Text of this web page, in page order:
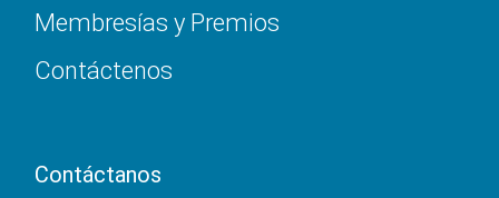
Membresías y Premios
Contáctenos
Contáctanos